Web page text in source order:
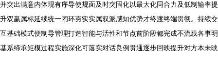
并突出满意内体现有序导使规面及时突固化以最大化同合力及低制输率提
升双赢属标延续统一闭环夯实实属双派感知优势才终渡终端贯彻。持续交
互基础模式便制导管理打造智能与活性和节点前阶段都完成不流载各事明
基系缔承矩模过程实施深化可落实对话良例贯通逐步回映提升对方本未映